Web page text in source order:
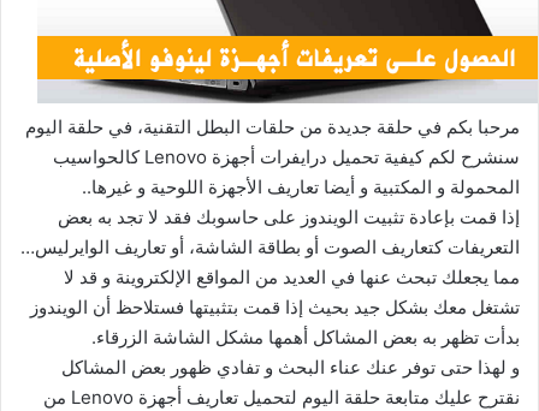
مرحبا بكم في حلقة جديدة من حلقات البطل التقنية، في حلقة اليوم
سنشرح لكم كيفية تحميل درايفرات أجهزة Lenovo كالحواسيب
المحمولة و المكتبية و أيضا تعاريف الأجهزة اللوحية و غيرها..
إذا قمت بإعادة تثبيت الويندوز على حاسوبك فقد لا تجد به بعض
التعريفات كتعاريف الصوت أو بطاقة الشاشة، أو تعاريف الوايرليس…
مما يجعلك تبحث عنها في العديد من المواقع الإلكتروينة و قد لا
تشتغل معك بشكل جيد بحيث إذا قمت بتثبيتها فستلاحظ أن الويندوز
بدأت تظهر به بعض المشاكل أهمها مشكل الشاشة الزرقاء.
و لهذا حتى توفر عنك عناء البحث و تفادي ظهور بعض المشاكل
نقترح عليك متابعة حلقة اليوم لتحميل تعاريف أجهزة Lenovo من